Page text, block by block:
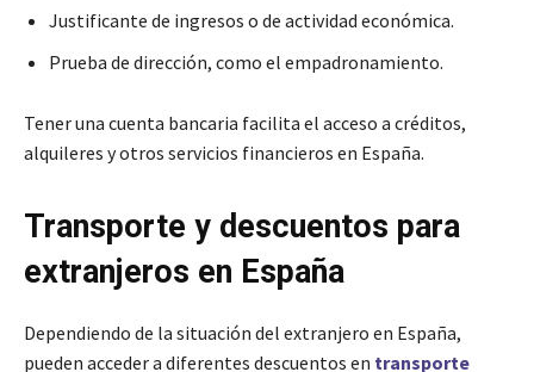
Justificante de ingresos o de actividad económica.
Prueba de dirección, como el empadronamiento.
Tener una cuenta bancaria facilita el acceso a créditos,
alquileres y otros servicios financieros en España.
Transporte y descuentos para
extranjeros en España
Dependiendo de la situación del extranjero en España,
pueden acceder a diferentes descuentos en transporte